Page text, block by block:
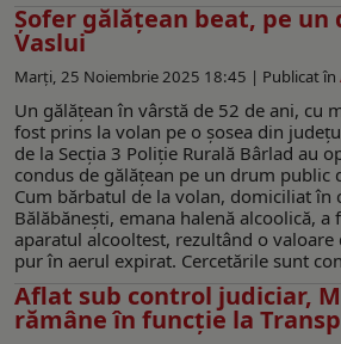
Şofer gălăţean beat, pe un
Vaslui
Marți, 25 Noiembrie 2025 18:45 | Publicat în
Un gălăţean în vârstă de 52 de ani, cu
fost prins la volan pe o şosea din
de la Secția 3 Poliție Rurală Bârlad au
condus de gălăţean pe un drum public
Cum bărbatul de la volan, domiciliat în
Bălăbănești, emana halenă alcoolică, a
aparatul alcooltest, rezultând o
pur în aerul expirat. Cercetările sunt
Aflat sub control judiciar,
rămâne în funcție la